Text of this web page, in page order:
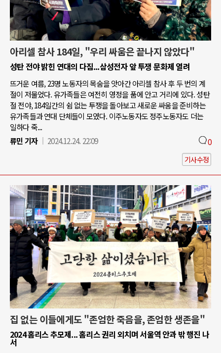
아리셀 참사 184일, "우리 싸움은 끝나지 않았다"
성탄 전야 밝힌 연대의 다짐...삼성전자 앞 투쟁 문화제 열려
뜨거운 여름, 23명 노동자의 목숨을 앗아간 아리셀 참사 후 두 번의 계
절이 저물었다. 유가족들은 여전히 영정을 품에 안고 거리에 있다. 성탄
절 전야, 184일간의 쉼 없는 투쟁을 돌아보고 새로운 싸움을 준비하는
유가족들과 연대 단체들이 모였다. 이주노동자도 정주노동자도 더는
일하다 죽...
류민 기자
2024.12.24. 22:09 0
기사수정
집 없는 이들에게도 "존엄한 죽음을, 존엄한 생존을"
2024 홈리스 추모제... 홈리스 권리 외치며 서울역 안과 밖 행진 나
서